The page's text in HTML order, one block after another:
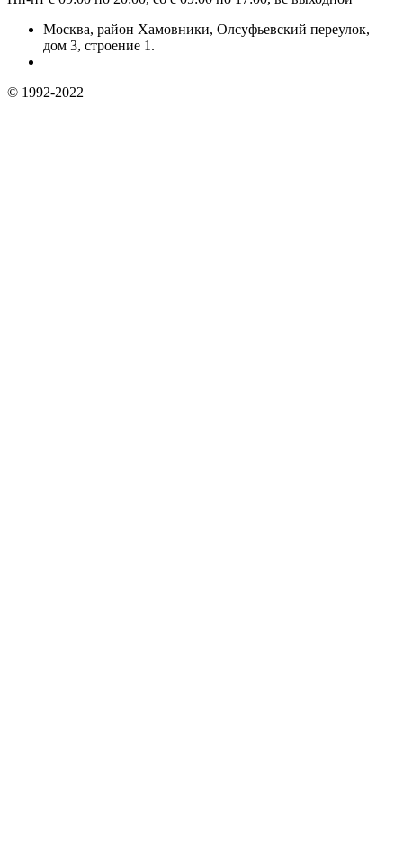
Москва, район Хамовники, Олсуфьевский переулок,
дом 3, строение 1.
© 1992-2022